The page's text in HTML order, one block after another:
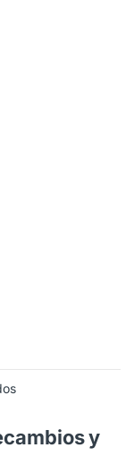
Ordenado por
y